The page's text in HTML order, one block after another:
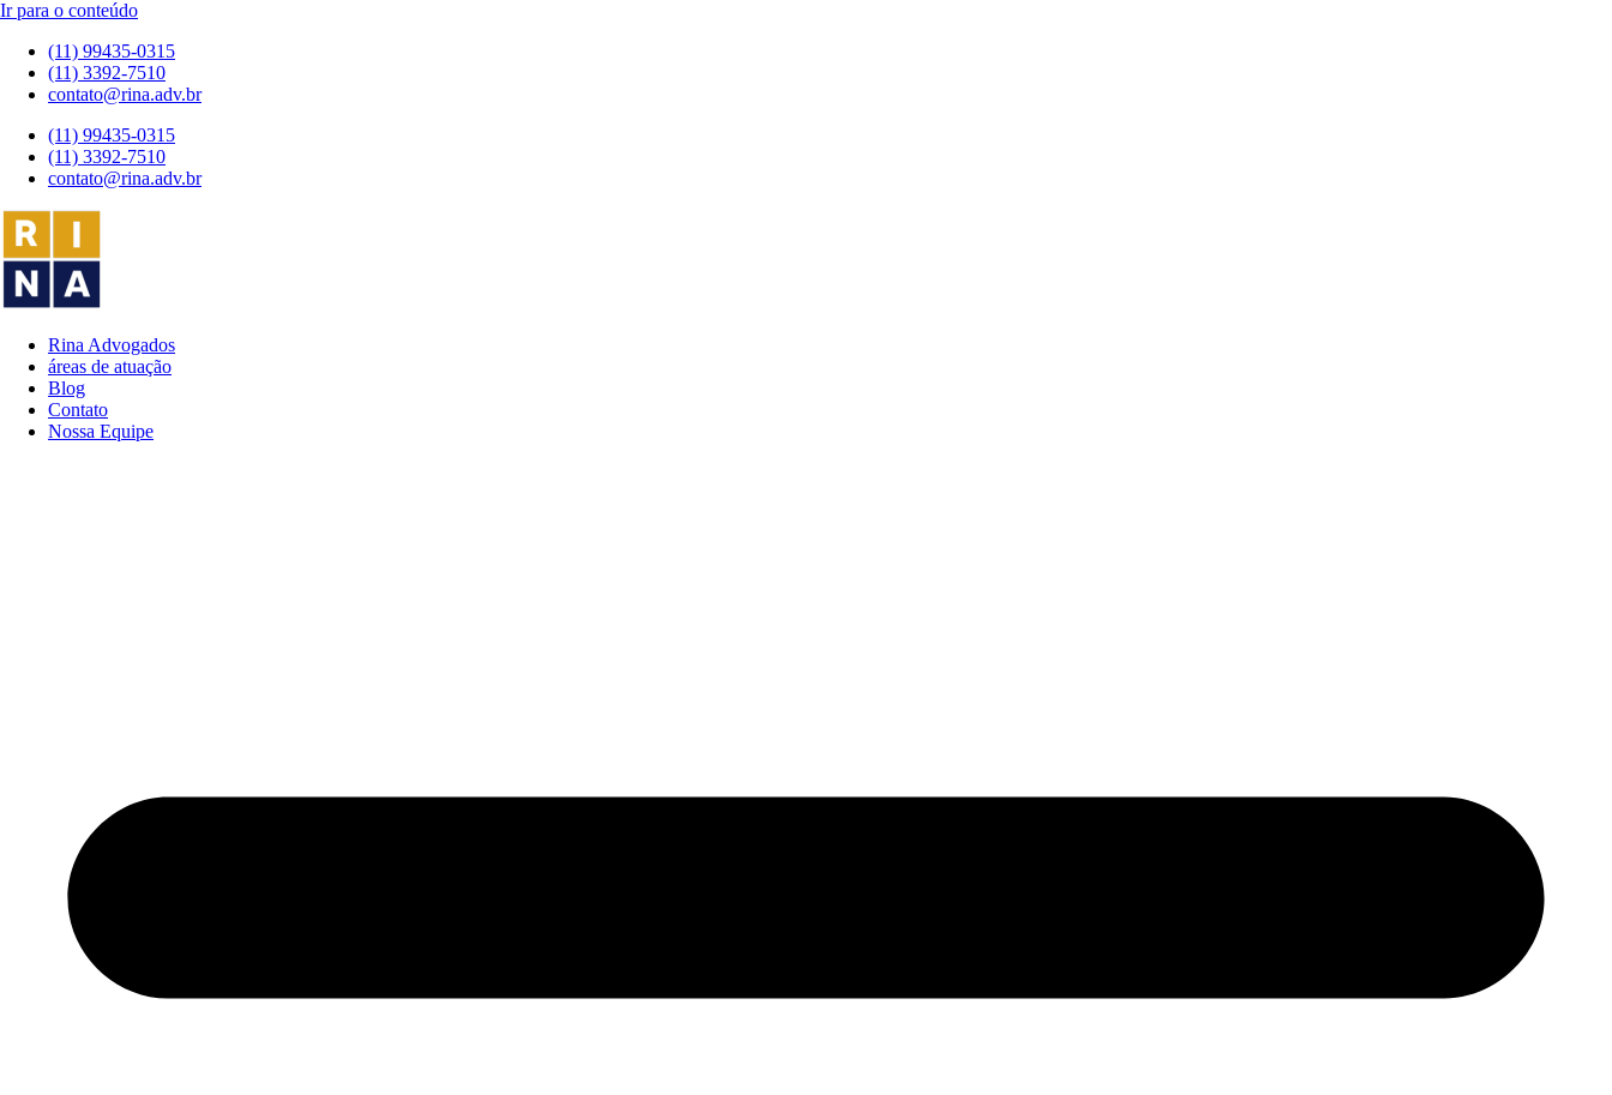
Ir para o conteúdo
(11) 99435-0315
(11) 3392-7510
contato@rina.adv.br
(11) 99435-0315
(11) 3392-7510
contato@rina.adv.br
Rina Advogados
áreas de atuação
Blog
Contato
Nossa Equipe